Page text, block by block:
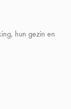
hun gezin en